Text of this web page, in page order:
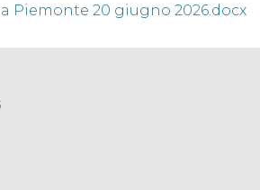
Piemonte 20 giugno 2026.docx